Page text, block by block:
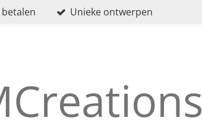
Unieke ontwerpen